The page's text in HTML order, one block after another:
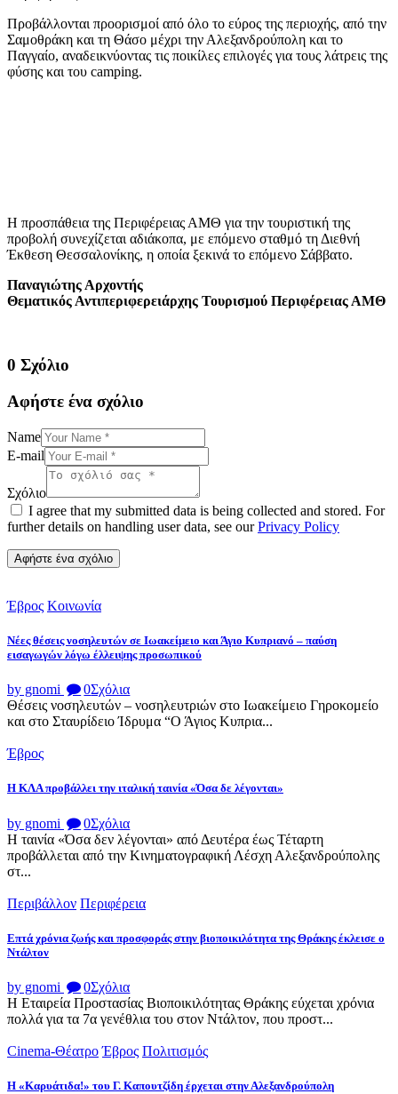
Προβάλλονται προορισμοί από όλο το εύρος της περιοχής, από την
Σαμοθράκη και τη Θάσο μέχρι την Αλεξανδρούπολη και το
Παγγαίο, αναδεικνύοντας τις ποικίλες επιλογές για τους λάτρεις της
φύσης και του camping.
Η προσπάθεια της Περιφέρειας ΑΜΘ για την τουριστική της
προβολή συνεχίζεται αδιάκοπα, με επόμενο σταθμό τη Διεθνή
Έκθεση Θεσσαλονίκης, η οποία ξεκινά το επόμενο Σάββατο.
Παναγιώτης Αρχοντής
Θεματικός Αντιπεριφερειάρχης Τουρισμού Περιφέρειας ΑΜΘ
0 Σχόλιο
Αφήστε ένα σχόλιο
Name
E-mail
Σχόλιο
I agree that my submitted data is being collected and stored. For
further details on handling user data, see ourPrivacy Policy
Έβρος Κοινωνία
Νέες θέσεις νοσηλευτών σε Ιωακείμειο και Άγιο Κυπριανό – παύση
εισαγωγών λόγω έλλειψης προσωπικού
by gnomi 0Σχόλια
Θέσεις νοσηλευτών – νοσηλευτριών στο Ιωακείμειο Γηροκομείο
και στο Σταυρίδειο Ίδρυμα “Ο Άγιος Κυπρια...
Έβρος
Η ΚΛΑ προβάλλει την ιταλική ταινία «Όσα δε λέγονται»
by gnomi 0Σχόλια
Η ταινία «Όσα δεν λέγονται» από Δευτέρα έως Τέταρτη
προβάλλεται από την Κινηματογραφική Λέσχη Αλεξανδρούπολης
στ...
Περιβάλλον Περιφέρεια
Επτά χρόνια ζωής και προσφοράς στην βιοποικιλότητα της Θράκης έκλεισε ο
Ντάλτον
by gnomi 0Σχόλια
Η Εταιρεία Προστασίας Βιοποικιλότητας Θράκης εύχεται χρόνια
πολλά για τα 7α γενέθλια του στον Ντάλτον, που προστ...
Cinema-Θέατρο Έβρος Πολιτισμός
Η «Καρυάτιδα!» του Γ. Καπουτζίδη έρχεται στην Αλεξανδρούπολη